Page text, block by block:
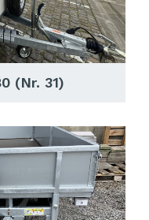
(Nr. 31)